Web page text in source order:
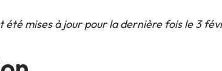
été mises à jour pour la dernière fois le 3